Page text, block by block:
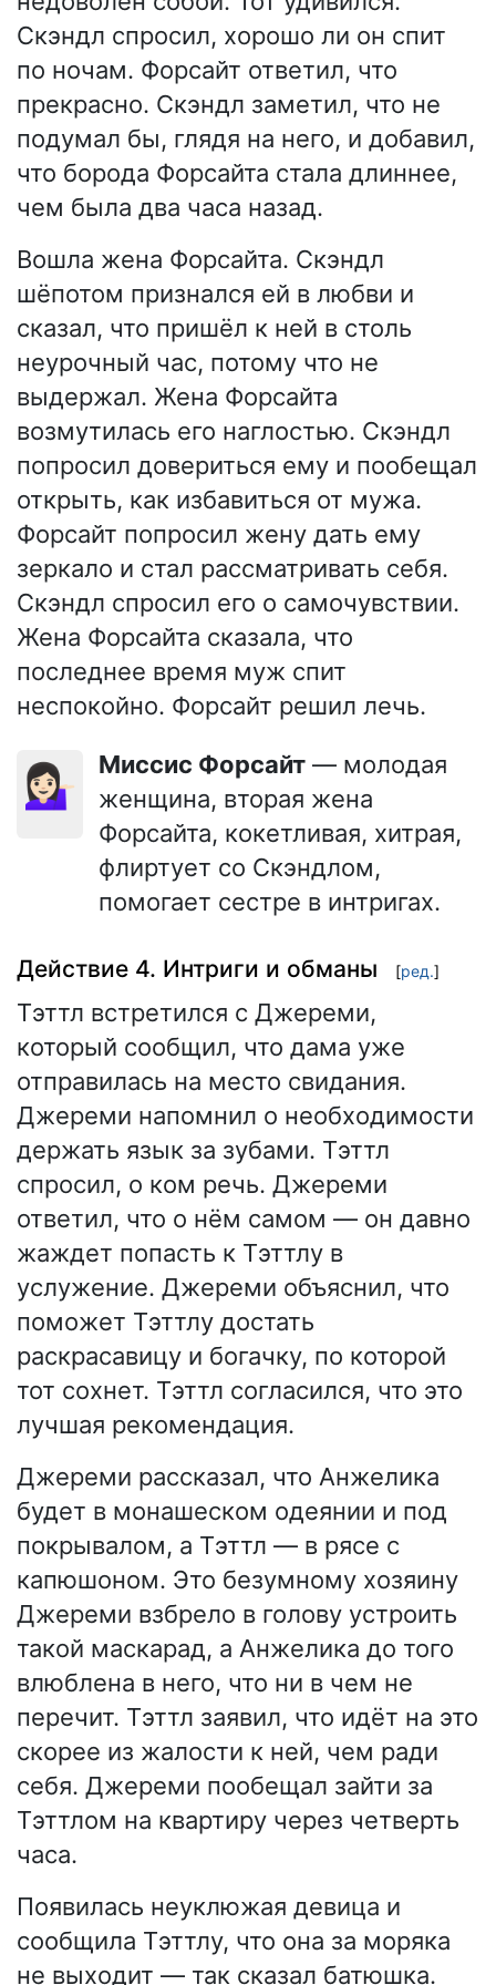
Скэндл спросил, хорошо ли он спит
по ночам. Форсайт ответил, что
прекрасно. Скэндл заметил, что не
подумал бы, глядя на него, и добавил,
что борода Форсайта стала длиннее,
чем была два часа назад.
Вошла жена Форсайта. Скэндл
шёпотом признался ей в любви и
сказал, что пришёл к ней в столь
неурочный час, потому что не
выдержал. Жена Форсайта
возмутилась его наглостью. Скэндл
попросил довериться ему и пообещал
открыть, как избавиться от мужа.
Форсайт попросил жену дать ему
зеркало и стал рассматривать себя.
Скэндл спросил его о самочувствии.
Жена Форсайта сказала, что
последнее время муж спит
неспокойно. Форсайт решил лечь.
💁🏻‍♀️ Миссис Форсайт — молодая
женщина, вторая жена
Форсайта, кокетливая, хитрая,
флиртует со Скэндлом,
помогает сестре в интригах.
Действие 4. Интриги и обманы [ред.]
Тэттл встретился с Джереми,
который сообщил, что дама уже
отправилась на место свидания.
Джереми напомнил о необходимости
держать язык за зубами. Тэттл
спросил, о ком речь. Джереми
ответил, что о нём самом — он давно
жаждет попасть к Тэттлу в
услужение. Джереми объяснил, что
поможет Тэттлу достать
раскрасавицу и богачку, по которой
тот сохнет. Тэттл согласился, что это
лучшая рекомендация.
Джереми рассказал, что Анжелика
будет в монашеском одеянии и под
покрывалом, а Тэттл — в рясе с
капюшоном. Это безумному хозяину
Джереми взбрело в голову устроить
такой маскарад, а Анжелика до того
влюблена в него, что ни в чем не
перечит. Тэттл заявил, что идёт на это
скорее из жалости к ней, чем ради
себя. Джереми пообещал зайти за
Тэттлом на квартиру через четверть
часа.
Появилась неуклюжая девица и
сообщила Тэттлу, что она за моряка
не выходит — так сказал батюшка.